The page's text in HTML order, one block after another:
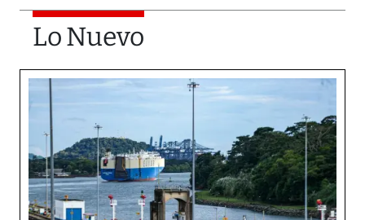
Lo Nuevo